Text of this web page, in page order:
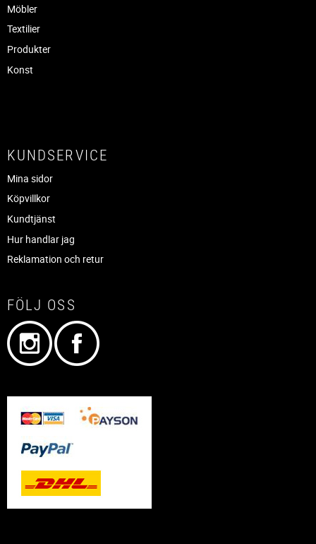
Möbler
Textilier
Produkter
Konst
KUNDSERVICE
Mina sidor
Köpvillkor
Kundtjänst
Hur handlar jag
Reklamation och retur
FÖLJ OSS